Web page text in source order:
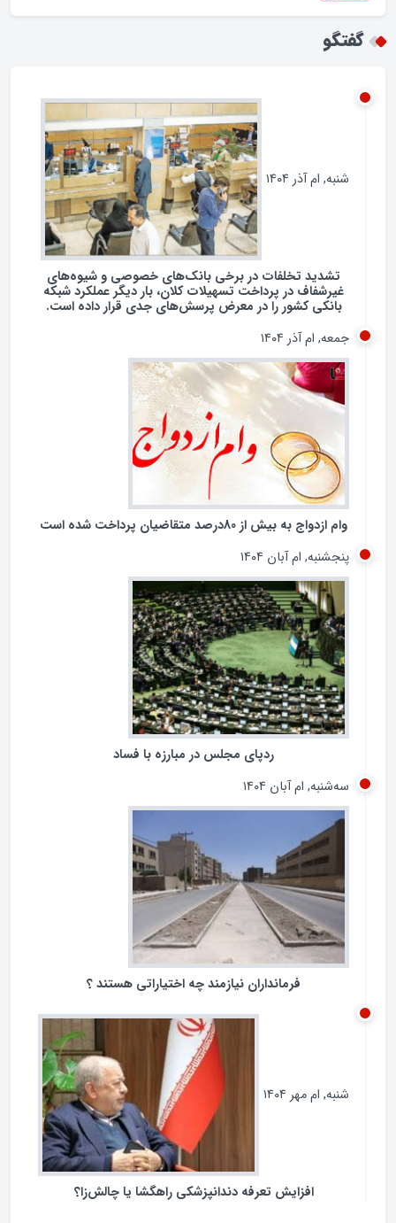
تشدید تخلفات در برخی بانک‌های خصوصی و شیوه‌های
غیرشفاف در پرداخت تسهیلات کلان، بار دیگر عملکرد شبکه
بانکی کشور را در معرض پرسش‌های جدی قرار داده است.
جمعه, ام آذر ۱۴۰۴
وام ازدواج به بیش از 80درصد متقاضیان پرداخت شده است
پنجشنبه, ام آبان ۱۴۰۴
ردپای مجلس در مبارزه با فساد
سه‌شنبه, ام آبان ۱۴۰۴
فرمانداران نیازمند چه اختیاراتی هستند ؟